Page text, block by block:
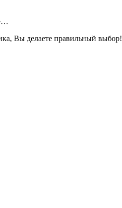
Вы делаете правильный выбор!